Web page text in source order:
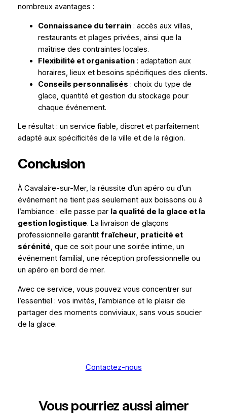
nombreux avantages :
Connaissance du terrain: accès aux villas,
restaurants et plages privées, ainsi que la
maîtrise des contraintes locales.
Flexibilité et organisation: adaptation aux
horaires, lieux et besoins spécifiques des clients.
Conseils personnalisés : choix du type de
glace, quantité et gestion du stockage pour
chaque événement.
Le résultat : un service fiable, discret et parfaitement
adapté aux spécificités de la ville et de la région.
Conclusion
À Cavalaire-sur-Mer, la réussite d’un apéro ou d’un
événement ne tient pas seulement aux boissons ou à
l’ambiance : elle passe par la qualité de la glace et la
gestion logistique. La livraison de glaçons
professionnelle garantit fraîcheur, praticité et
sérénité, que ce soit pour une soirée intime, un
événement familial, une réception professionnelle ou
un apéro en bord de mer.
Avec ce service, vous pouvez vous concentrer sur
l’essentiel : vos invités, l’ambiance et le plaisir de
partager des moments conviviaux, sans vous soucier
de la glace.
Contactez-nous
Vous pourriez aussi aimer